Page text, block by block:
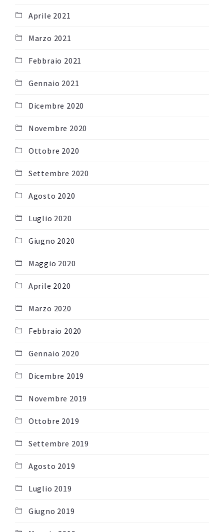
Aprile 2021
Marzo 2021
Febbraio 2021
Gennaio 2021
Dicembre 2020
Novembre 2020
Ottobre 2020
Settembre 2020
Agosto 2020
Luglio 2020
Giugno 2020
Maggio 2020
Aprile 2020
Marzo 2020
Febbraio 2020
Gennaio 2020
Dicembre 2019
Novembre 2019
Ottobre 2019
Settembre 2019
Agosto 2019
Luglio 2019
Giugno 2019